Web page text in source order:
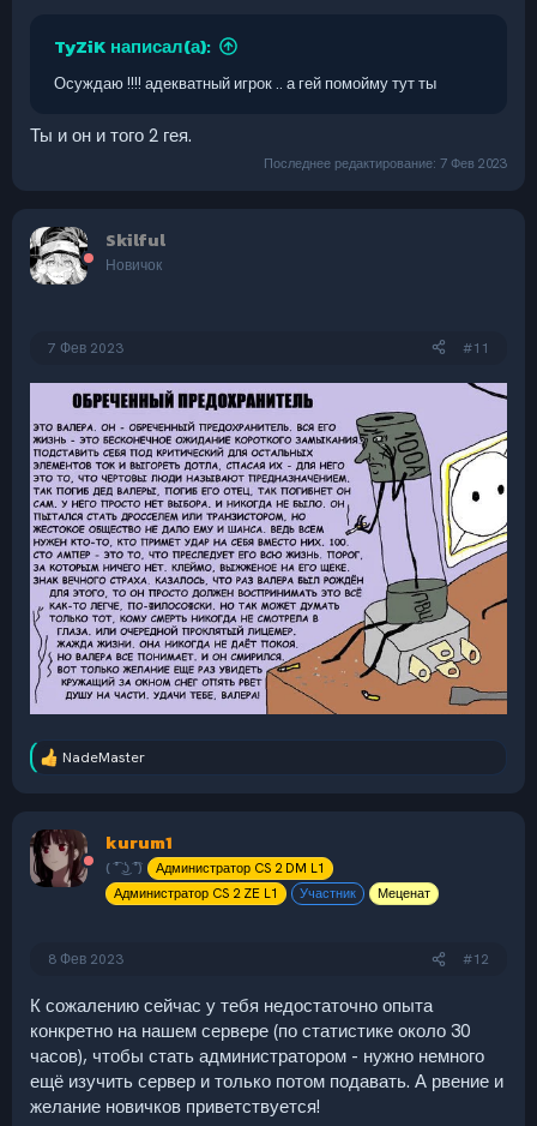
TyZiK написал(а):
Осуждаю !!!! адекватный игрок .. а гей помойму тут ты
Ты и он и того 2 гея.‍‍
Последнее редактирование: 7 Фев 2023
Skilful
Новичок
7 Фев 2023 #11
Р
ц
и
и
NadeMaster
kurum1
( ͡° ͜ʖ ͡°)
Администратор CS 2 DM L1
Администратор CS 2 ZE L1
Участник Меценат
8 Фев 2023 #12
К сожалению сейчас у тебя недостаточно опыта
конкретно на нашем сервере (по статистике около 30
часов), чтобы стать администратором - нужно немного
ещё изучить сервер и только потом подавать. А рвение и
желание новичков приветствуется!